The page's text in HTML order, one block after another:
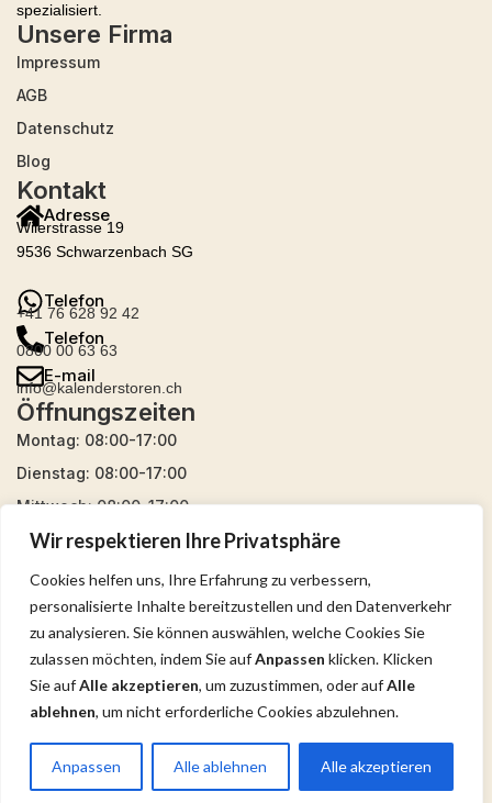
Wir respektieren Ihre Privatsphäre
Cookies helfen uns, Ihre Erfahrung zu verbessern,
personalisierte Inhalte bereitzustellen und den Datenverkehr
zu analysieren. Sie können auswählen, welche Cookies Sie
zulassen möchten, indem Sie aufAnpassen klicken. Klicken
Sie aufAlle akzeptieren, um zuzustimmen, oder aufAlle
ablehnen, um nicht erforderliche Cookies abzulehnen.
Anpassen Alle ablehnen Alle akzeptieren
spezialisiert.
Unsere Firma
Impressum
AGB
Datenschutz
Blog
Kontakt
Adresse
Wilerstrasse 19
9536 Schwarzenbach SG
Telefon
+41 76 628 92 42
Telefon
0800 00 63 63
E-mail
info@kalenderstoren.ch
Öffnungszeiten
Montag: 08:00-17:00
Dienstag: 08:00-17:00
Mittwoch: 08:00-17:00
Donnerstag: 08:00-17:00
Freitag: 08:00-17:00
Samstag: 09:00-16:00
Sonntag: geschlossen
Copyright © 2026 Kalender Storen |
Entwickelt vonAdmirise